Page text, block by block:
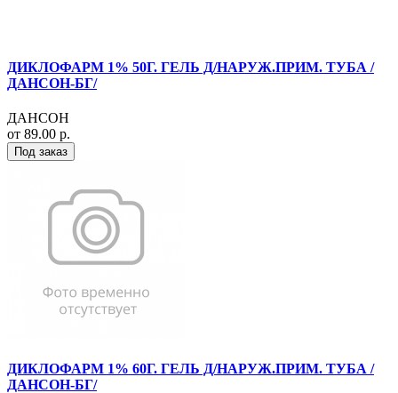
ДИКЛОФАРМ 1% 50Г. ГЕЛЬ Д/НАРУЖ.ПРИМ. ТУБА /
ДАНСОН-БГ/
ДАНСОН
от 89.00 р.
Под заказ
ДИКЛОФАРМ 1% 60Г. ГЕЛЬ Д/НАРУЖ.ПРИМ. ТУБА /
ДАНСОН-БГ/